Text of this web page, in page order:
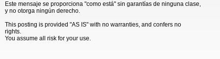
Este mensaje se proporciona "como está" sin garantías de ninguna clase,
y no otorga ningún derecho.
This posting is provided "AS IS" with no warranties, and confers no
rights.
You assume all risk for your use.